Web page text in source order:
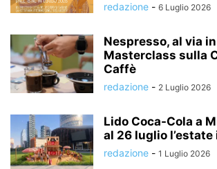
redazione - 6 Luglio 2026
Nespresso, al via
Masterclass sulla
Caffè
redazione - 2 Luglio 2026
Lido Coca-Cola a
al 26 luglio
redazione - 1 Luglio 2026